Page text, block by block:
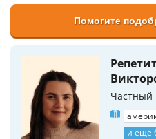
Помогите
Частный
и еще